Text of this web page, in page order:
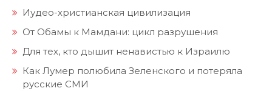
Иудео-христианская цивилизация
От Обамы к Мамдани: цикл разрушения
Для тех, кто дышит ненавистью к Израилю
Как Лумер полюбила Зеленского и потеряла
русские СМИ